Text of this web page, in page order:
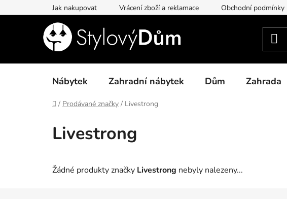
na
Jak nakupovat Vrácení zboží a reklamace Obchodní podmínky
Nábytek Zahradní nábytek Dům Zahrada
Domů
/ Prodávané značky / Livestrong
Livestrong
Žádné produkty značky Livestrong nebyly nalezeny...